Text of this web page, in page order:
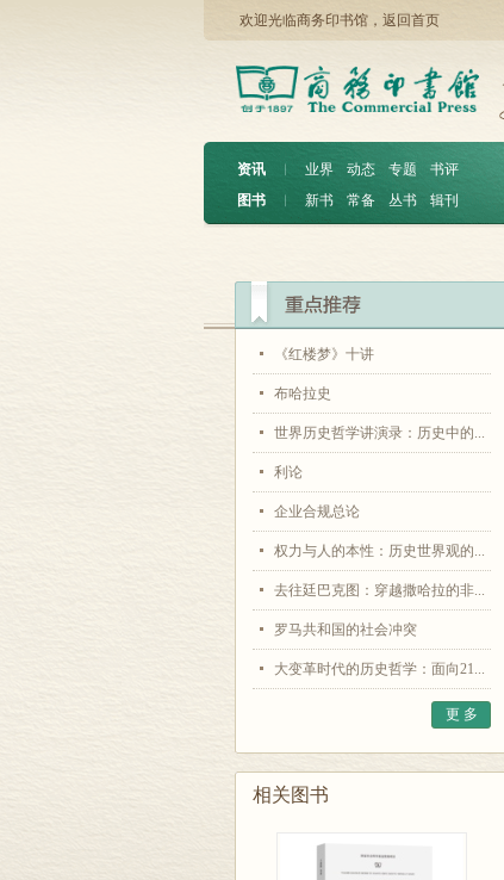
欢迎光临商务印书馆， 返回首页
资讯 ︱ 业界 动态 专题
书评
图书
︱ 新书 常备 丛书 辑刊
《红楼梦》十讲
布哈拉史
世界历史哲学讲演录：历史中的...
利论
企业合规总论
权力与人的本性：历史世界观的...
去往廷巴克图：穿越撒哈拉的非...
罗马共和国的社会冲突
大变革时代的历史哲学：面向21...
更 多
相关图书